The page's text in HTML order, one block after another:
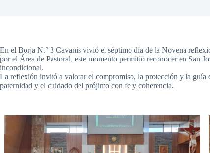
En el Borja N.° 3 Cavanis vivió el séptimo día de la Novena
por el Área de Pastoral, este momento permitió reconocer en San
incondicional.
La reflexión invitó a valorar el compromiso, la protección y la
paternidad y el cuidado del prójimo con fe y coherencia.